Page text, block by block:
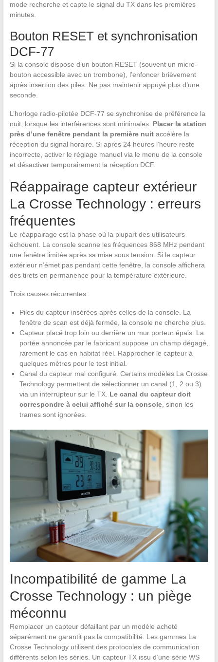
mode recherche et capte le signal du TX dans les premières
minutes.
Bouton RESET et synchronisation
DCF-77
Si la console dispose d’un bouton RESET (souvent un micro-
bouton accessible avec un trombone), l’enfoncer brièvement
après insertion des piles. Ne pas maintenir appuyé plus d’une
seconde.
L’horloge radio-pilotée DCF-77 se synchronise de préférence la
nuit, lorsque les interférences sont minimales. Placer la station
près d’une fenêtre pendant la première nuitaccélère la
réception du signal horaire. Si après 24 heures l’heure reste
incorrecte, activer le réglage manuel via le menu de la console
et désactiver temporairement la réception DCF.
Réappairage capteur extérieur
La Crosse Technology : erreurs
fréquentes
Le réappairage est la phase où la plupart des utilisateurs
échouent. La console scanne les fréquences 868 MHz pendant
une fenêtre limitée après sa mise sous tension. Si le capteur
extérieur n’émet pas pendant cette fenêtre, la console affichera
des tirets en permanence pour la température extérieure.
Trois causes récurrentes :
Piles du capteur insérées après celles de la console. La
fenêtre de scan est déjà fermée, la console ne cherche plus.
Capteur placé trop loin ou derrière un mur porteur épais. La
portée annoncée par le fabricant suppose un champ dégagé,
rarement le cas en habitat réel. Rapprocher le capteur à
quelques mètres pour le test initial.
Canal du capteur mal configuré. Certains modèles La Crosse
Technology permettent de sélectionner un canal (1, 2 ou 3)
via un interrupteur sur le TX. Le canal du capteur doit
correspondre à celui affiché sur la console, sinon les
trames sont ignorées.
Incompatibilité de gamme La
Crosse Technology : un piège
méconnu
Remplacer un capteur défaillant par un modèle acheté
séparément ne garantit pas la compatibilité. Les gammes La
Crosse Technology utilisent des protocoles de communication
différents selon les séries. Un capteur TX issu d’une série WS